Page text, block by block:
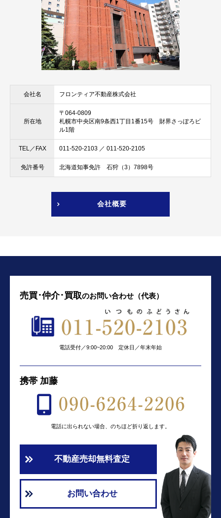
会社名 フロンティア不動産株式会社
所在地
〒064-0809
札幌市中央区南9条西1丁目1番15号 財界さっぽろビ
ル1階
TEL／FAX 011-520-2103 ／ 011-520-2105
免許番号 北海道知事免許 石狩（3）7898号
会社概要
売買･仲介･買取のお問い合わせ（代表）
電話受付／9:00~20:00 定休日／年末年始
携帯 加藤
電話に出られない場合、のちほど折り返します。
不動産売却無料査定
お問い合わせ